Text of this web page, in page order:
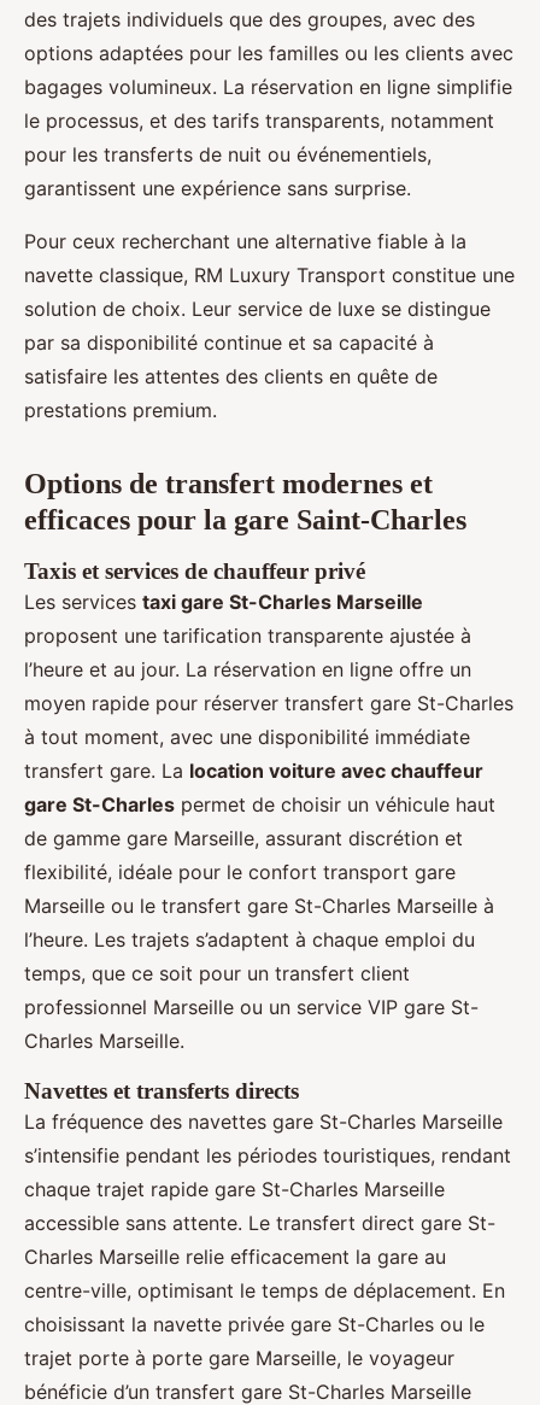
des trajets individuels que des groupes, avec des
options adaptées pour les familles ou les clients avec
bagages volumineux. La réservation en ligne simplifie
le processus, et des tarifs transparents, notamment
pour les transferts de nuit ou événementiels,
garantissent une expérience sans surprise.
Pour ceux recherchant une alternative fiable à la
navette classique, RM Luxury Transport constitue une
solution de choix. Leur service de luxe se distingue
par sa disponibilité continue et sa capacité à
satisfaire les attentes des clients en quête de
prestations premium.
Options de transfert modernes et
efficaces pour la gare Saint-Charles
Taxis et services de chauffeur privé
Les services taxi gare St-Charles Marseille
proposent une tarification transparente ajustée à
l’heure et au jour. La réservation en ligne offre un
moyen rapide pour réserver transfert gare St-Charles
à tout moment, avec une disponibilité immédiate
transfert gare. La location voiture avec chauffeur
gare St-Charles permet de choisir un véhicule haut
de gamme gare Marseille, assurant discrétion et
flexibilité, idéale pour le confort transport gare
Marseille ou le transfert gare St-Charles Marseille à
l’heure. Les trajets s’adaptent à chaque emploi du
temps, que ce soit pour un transfert client
professionnel Marseille ou un service VIP gare St-
Charles Marseille.
Navettes et transferts directs
La fréquence des navettes gare St-Charles Marseille
s’intensifie pendant les périodes touristiques, rendant
chaque trajet rapide gare St-Charles Marseille
accessible sans attente. Le transfert direct gare St-
Charles Marseille relie efficacement la gare au
centre-ville, optimisant le temps de déplacement. En
choisissant la navette privée gare St-Charles ou le
trajet porte à porte gare Marseille, le voyageur
bénéficie d’un transfert gare St-Charles Marseille